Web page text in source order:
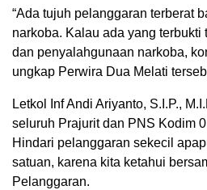
“Ada tujuh pelanggaran terberat
narkoba. Kalau ada yang terbukti
dan penyalahgunaan narkoba,
ungkap Perwira Dua Melati
Letkol Inf Andi Ariyanto, S.I.P.,
seluruh Prajurit dan PNS Kodim
Hindari pelanggaran sekecil
satuan, karena kita ketahui
Pelanggaran.